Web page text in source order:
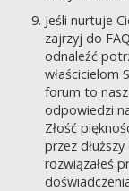
Jeśli nurtuje
zajrzyj do
odnaleźć
właścicielom
forum to
odpowiedzi
Złość
przez
rozwiązałeś